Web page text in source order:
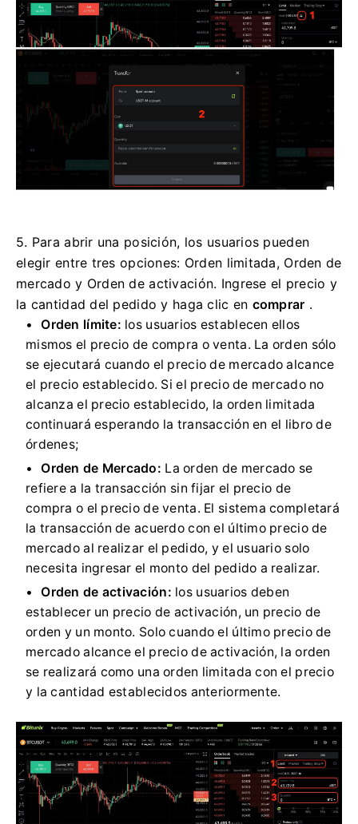
5. Para abrir una posición, los usuarios pueden
elegir entre tres opciones: Orden limitada, Orden de
mercado y Orden de activación. Ingrese el precio y
la cantidad del pedido y haga clic en comprar .
Orden límite: los usuarios establecen ellos
mismos el precio de compra o venta. La orden sólo
se ejecutará cuando el precio de mercado alcance
el precio establecido. Si el precio de mercado no
alcanza el precio establecido, la orden limitada
continuará esperando la transacción en el libro de
órdenes;
Orden de Mercado: La orden de mercado se
refiere a la transacción sin fijar el precio de
compra o el precio de venta. El sistema completará
la transacción de acuerdo con el último precio de
mercado al realizar el pedido, y el usuario solo
necesita ingresar el monto del pedido a realizar.
Orden de activación: los usuarios deben
establecer un precio de activación, un precio de
orden y un monto. Solo cuando el último precio de
mercado alcance el precio de activación, la orden
se realizará como una orden limitada con el precio
y la cantidad establecidos anteriormente.